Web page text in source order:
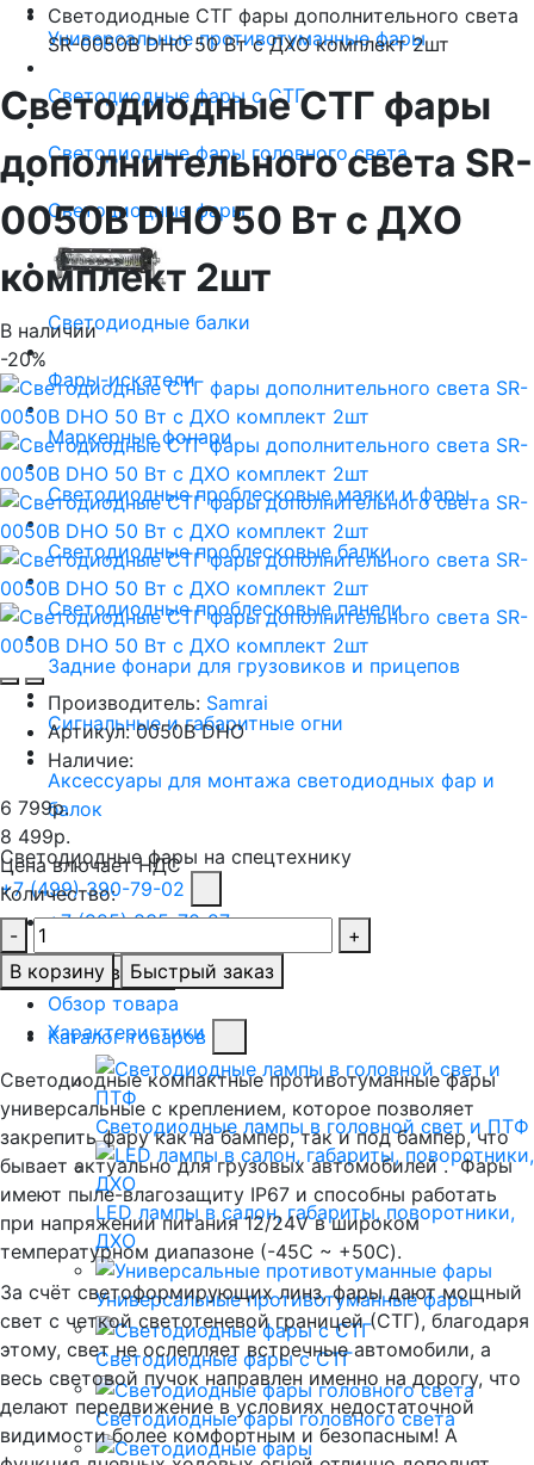
Универсальные противотуманные фары
Светодиодные фары с СТГ
Светодиодные фары головного света
Светодиодные фары
Светодиодные балки
Фары-искатели
Маркерные фонари
Светодиодные проблесковые маяки и фары
Светодиодные проблесковые балки
Светодиодные проблесковые панели
Задние фонари для грузовиков и прицепов
Сигнальные и габаритные огни
Аксессуары для монтажа светодиодных фар и
балок
Светодиодные фары на спецтехнику
+7 (499) 390-79-02
+7 (925) 835-70-27
Заказать звонок
Каталог товаров
Светодиодные лампы в головной свет и ПТФ
LED лампы в салон, габариты, поворотники,
ДХО
Универсальные противотуманные фары
Светодиодные фары с СТГ
Светодиодные фары головного света
Светодиодные СТГ фары дополнительного света
SR-0050B DHO 50 Вт с ДХО комплект 2шт
Светодиодные СТГ фары
дополнительного света SR-
0050B DHO 50 Вт с ДХО
комплект 2шт
В наличии
-20%
Производитель: Samrai
Артикул:0050B DHO
Наличие:
6 799р.
8 499р.
Цена влючает НДС
Количество:
-
+
В корзину
Быстрый заказ
Обзор товара
Характеристики
Светодиодные компактные противотуманные фары
универсальные с креплением, которое позволяет
закрепить фару как на бампер, так и под бампер, что
бывает актуально для грузовых автомобилей . Фары
имеют пыле-влагозащиту IP67 и способны работать
при напряжении питания 12/24V в широком
температурном диапазоне (-45C ~ +50C).
За счёт светоформирующих линз, фары дают мощный
свет с четкой светотеневой границей (СТГ), благодаря
этому, свет не ослепляет встречные автомобили, а
весь световой пучок направлен именно на дорогу, что
делают передвижение в условиях недостаточной
видимости более комфортным и безопасным! А